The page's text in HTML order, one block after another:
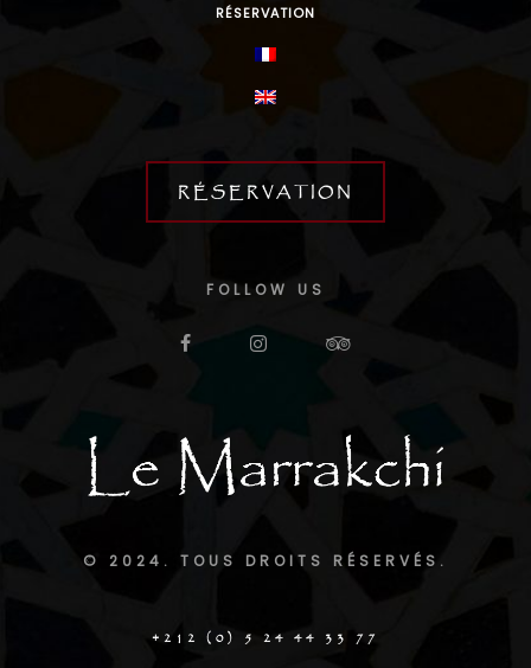
RÉSERVATION
RÉSERVATION
FOLLOW US
© 2024. TOUS DROITS RÉSERVÉS.
+212 (0) 5 24 44 33 77